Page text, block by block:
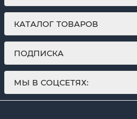
КАТАЛОГ ТОВАРОВ
ПОДПИСКА
МЫ В СОЦСЕТЯХ: